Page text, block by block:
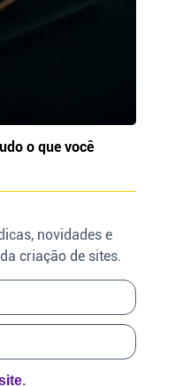
o que você
novidades e
criação de sites.
.